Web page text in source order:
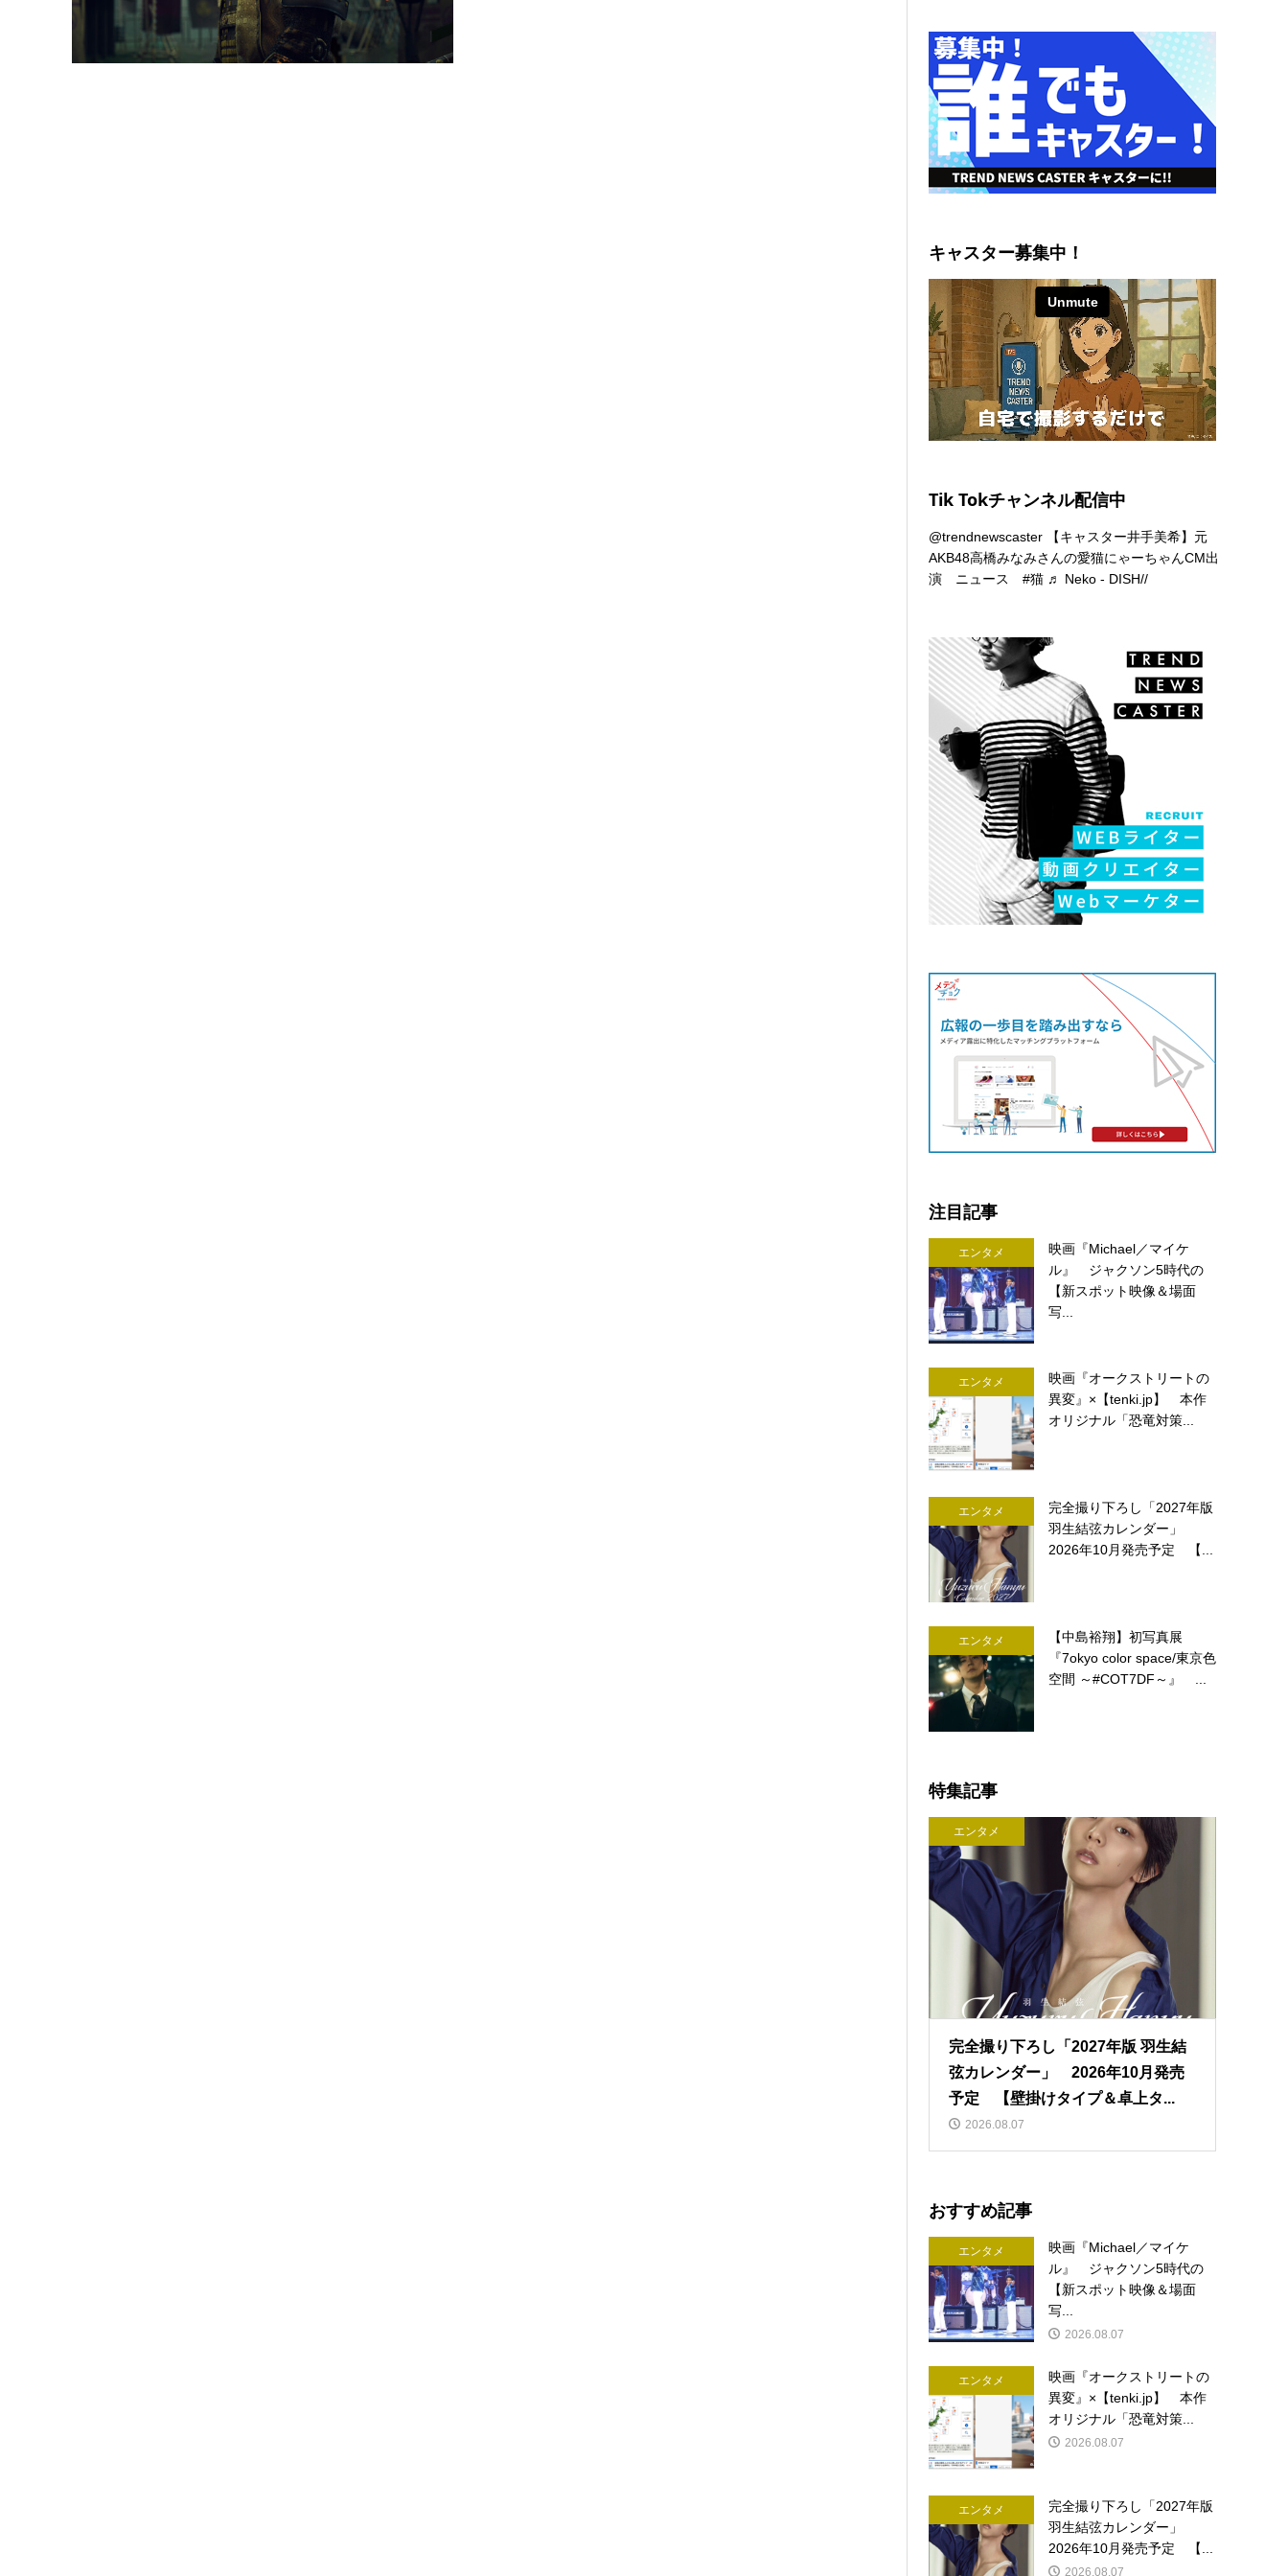
キャスター募集中！
Tik Tokチャンネル配信中
@trendnewscaster 【キャスター井手美希】元
AKB48高橋みなみさんの愛猫にゃーちゃんCM出
演 ニュース#猫 ♬ Neko - DISH//
注目記事
エンタメ
映画『Michael／マイケ
ル』 ジャクソン5時代の
【新スポット映像＆場面
写...
エンタメ
映画『オークストリートの
異変』×【tenki.jp】 本作
オリジナル「恐竜対策...
エンタメ
完全撮り下ろし「2027年版
羽生結弦カレンダー」
2026年10月発売予定 【...
エンタメ
【中島裕翔】初写真展
『7okyo color space/東京色
空間 ～#COT7DF～』 ...
特集記事
エンタメ
完全撮り下ろし「2027年版 羽生結
弦カレンダー」 2026年10月発売
予定 【壁掛けタイプ＆卓上タ...
2026.08.07
おすすめ記事
エンタメ
映画『Michael／マイケ
ル』 ジャクソン5時代の
【新スポット映像＆場面
写...
2026.08.07
エンタメ
映画『オークストリートの
異変』×【tenki.jp】 本作
オリジナル「恐竜対策...
2026.08.07
エンタメ
完全撮り下ろし「2027年版
羽生結弦カレンダー」
2026年10月発売予定 【...
2026.08.07